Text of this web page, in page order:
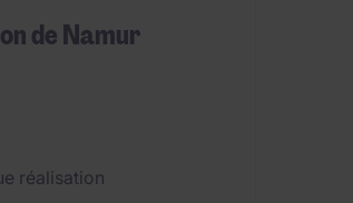
de Namur
réalisation